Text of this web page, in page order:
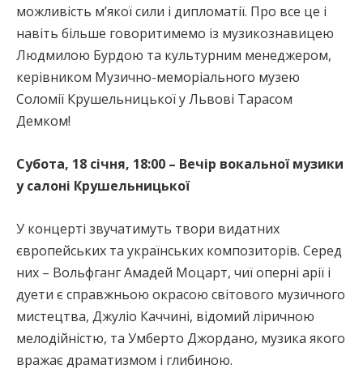
можливість м’якої сили і дипломатії. Про все це і
навіть більше говоритимемо із музикознавицею
Людмилою Бурдою та культурним менеджером,
керівником Музично-меморіального музею
Соломії Крушельницької у Львові Тарасом
Демком!
Субота, 18 січня, 18:00 – Вечір вокальної музики
у салоні Крушельницької
У концерті звучатимуть твори видатних
європейських та українських композиторів. Серед
них – Вольфганг Амадей Моцарт, чиї оперні арії і
дуети є справжньою окрасою світового музичного
мистецтва, Джуліо Каччині, відомий ліричною
мелодійністю, та Умберто Джордано, музика якого
вражає драматизмом і глибиною.